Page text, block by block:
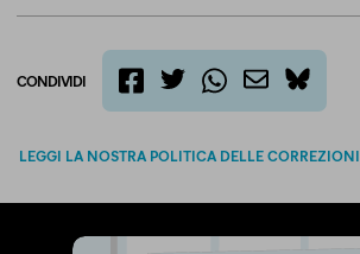
CONDIVIDI
bluesky
LEGGI LA NOSTRA POLITICA DELLE CORREZIONI